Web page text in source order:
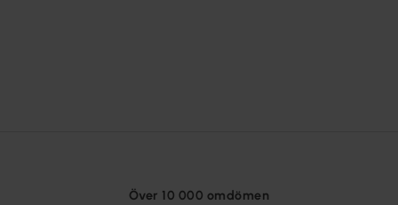
Över 10 000 omdömen